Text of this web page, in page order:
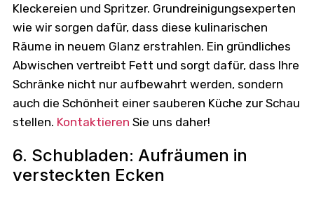
Kleckereien und Spritzer. Grundreinigungsexperten
wie wir sorgen dafür, dass diese kulinarischen
Räume in neuem Glanz erstrahlen. Ein gründliches
Abwischen vertreibt Fett und sorgt dafür, dass Ihre
Schränke nicht nur aufbewahrt werden, sondern
auch die Schönheit einer sauberen Küche zur Schau
stellen. Kontaktieren Sie uns daher!
6. Schubladen: Aufräumen in
versteckten Ecken